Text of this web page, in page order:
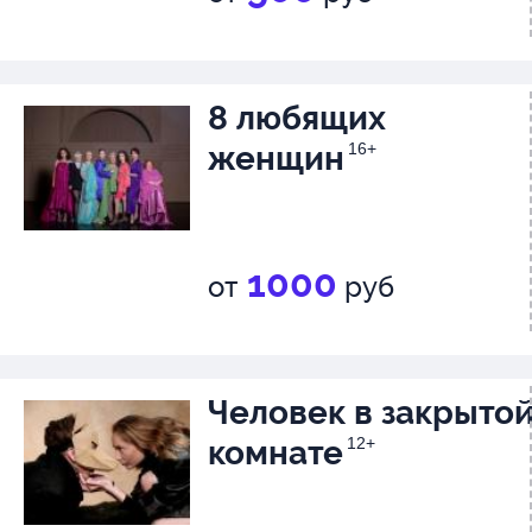
8 любящих
женщин 16+
от 1000 руб
Человек в
комнате 12+